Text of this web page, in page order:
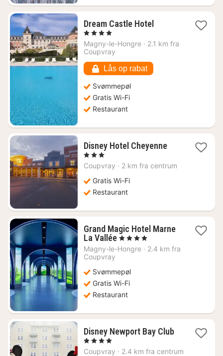
Dream Castle Hotel1
fra
, 4 Stjerner
Magny-le-Hongre · 2.1 km fra
Coupvray
Lås op rabat
Svømmepøl
Gratis Wi-Fi
Restaurant
Disney Hotel Cheyenne1
fra
, 3 Stjerner
Coupvray · 2 km fra centrum
Gratis Wi-Fi
Restaurant
Grand Magic Hotel Marne
La Vallée1
nat
kr.
, 4 Stjerner
Magny-le-Hongre · 2.4 km fra
Coupvray
Svømmepøl
Gratis Wi-Fi
Restaurant
Disney Newport Bay Club1
fra
, 4 Stjerner
Coupvray · 2.4 km fra centrum